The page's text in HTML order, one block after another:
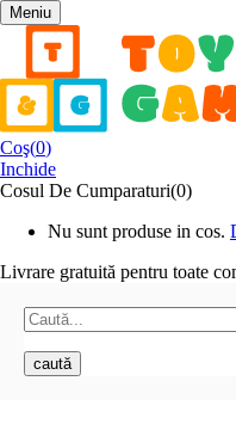
Meniu
Coş(0)
Inchide
Cosul De Cumparaturi(0)
Nu sunt produse in cos.
Livrare gratuită pentru toate
caută